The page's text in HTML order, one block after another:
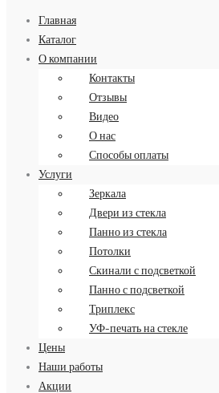
Заказать обратный звонок
8 (499) 34-34-713
Главная
Каталог
О компании
Контакты
Отзывы
Видео
О нас
Способы оплаты
Услуги
Зеркала
Двери из стекла
Панно из стекла
Потолки
Скинали с подсветкой
Панно с подсветкой
Триплекс
УФ-печать на стекле
Цены
Наши работы
Акции